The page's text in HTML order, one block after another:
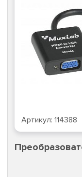
Артикул: 114388